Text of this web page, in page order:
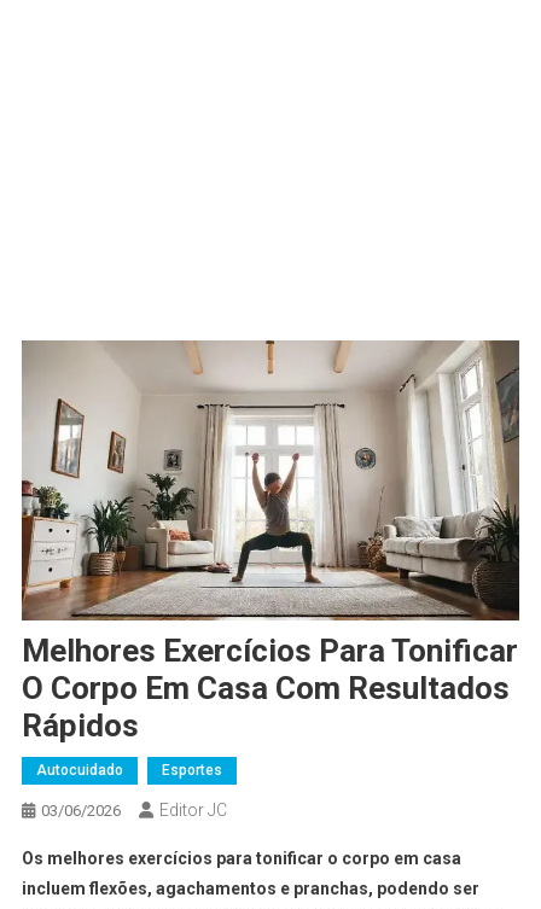
Melhores Exercícios Para Tonificar
O Corpo Em Casa Com Resultados
Rápidos
Autocuidado Esportes
03/06/2026 Editor JC
Os melhores exercícios para tonificar o corpo em casa
incluem flexões, agachamentos e pranchas, podendo ser